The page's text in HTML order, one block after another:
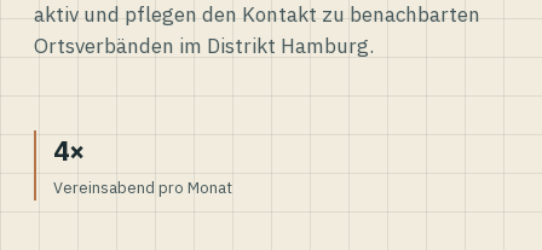
aktiv und pflegen den Kontakt zu benachbarten
Ortsverbänden im Distrikt Hamburg.
4×
Vereinsabend pro Monat